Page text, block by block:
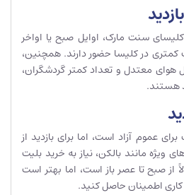
کلیسای سنت مارک، اوایل صبح یا اواخر
در کلیسا حضور دارند. همچنین،
هوای معتدل و تعداد کمتر گردشگران،
هستند.
عموم آزاد است، اما برای بازدید از
ویژه مانند بالکن، نیاز به خرید بلیت
از صبح تا عصر باز است، اما بهتر است
کاری اطمینان حاصل کنید.